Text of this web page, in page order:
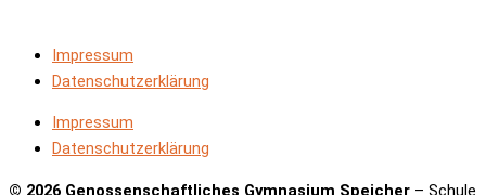
Impressum
Datenschutzerklärung
Impressum
Datenschutzerklärung
© 2026 Genossenschaftliches Gymnasium Speicher – Schule